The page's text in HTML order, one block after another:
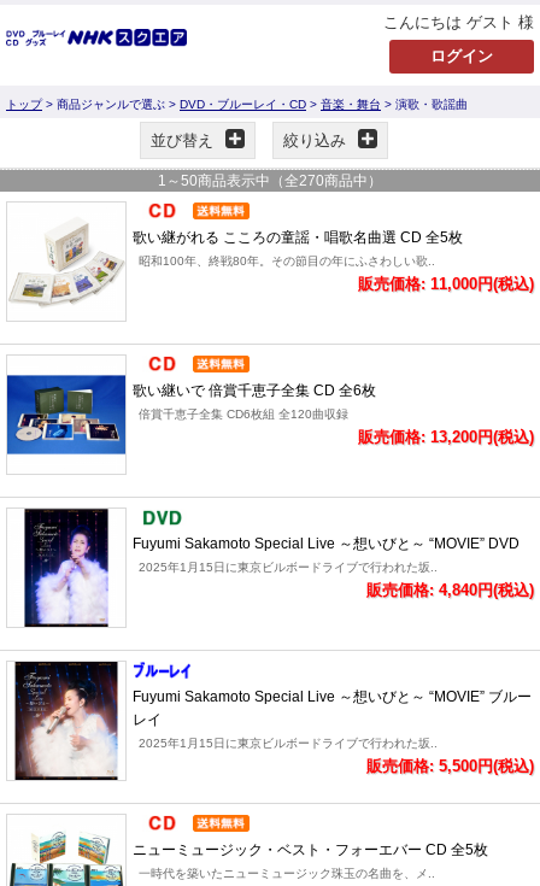
こんにちは ゲスト 様
トップ> 商品ジャンルで選ぶ > DVD・ブルーレイ・CD > 音楽・舞台 > 演歌・歌謡曲
並び替え 絞り込み
1 ～ 50商品表示中（全270商品中）
歌い継がれる こころの童謡・唱歌名曲選 CD 全5枚
昭和100年、終戦80年。その節目の年にふさわしい歌..
販売価格: 11,000円(税込)
歌い継いで 倍賞千恵子全集 CD 全6枚
倍賞千恵子全集 CD6枚組 全120曲収録
販売価格: 13,200円(税込)
Fuyumi Sakamoto Special Live ～想いびと～ “MOVIE” DVD
2025年1月15日に東京ビルボードライブで行われた坂..
販売価格: 4,840円(税込)
Fuyumi Sakamoto Special Live ～想いびと～ “MOVIE” ブルー
レイ
2025年1月15日に東京ビルボードライブで行われた坂..
販売価格: 5,500円(税込)
ニューミュージック・ベスト・フォーエバー CD 全5枚
一時代を築いたニューミュージック珠玉の名曲を、メ..